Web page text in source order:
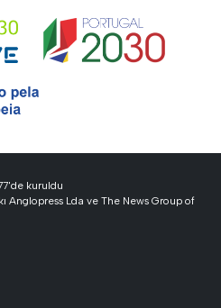
kuruldu
Anglopress Lda ve The News Group of